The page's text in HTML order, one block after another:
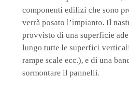
componenti edilizi che sono
verrà posato l’impianto. Il
provvisto di una superficie
lungo tutte le superfici
rampe scale ecc.), e di una
sormontare il pannelli.